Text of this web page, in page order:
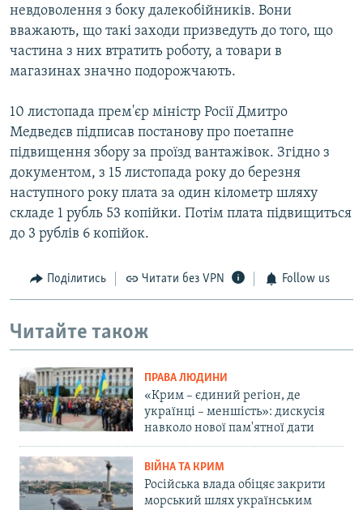
невдоволення з боку далекобійників. Вони
вважають, що такі заходи призведуть до того, що
частина з них втратить роботу, а товари в
магазинах значно подорожчають.
10 листопада прем'єр міністр Росії Дмитро
Медведєв підписав постанову про поетапне
підвищення збору за проїзд вантажівок. Згідно з
документом, з 15 листопада року до березня
наступного року плата за один кілометр шляху
складе 1 рубль 53 копійки. Потім плата підвищиться
до 3 рублів 6 копійок.
Поділитись Читати без VPN Follow us
Читайте також
ПРАВА ЛЮДИНИ
«Крим – єдиний регіон, де
українці – меншість»: дискусія
навколо нової пам'ятної дати
ВІЙНА ТА КРИМ
Російська влада обіцяє закрити
морський шлях українським